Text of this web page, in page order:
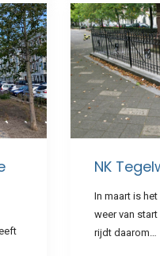
NK
In maart is
weer van
rijdt daarom…